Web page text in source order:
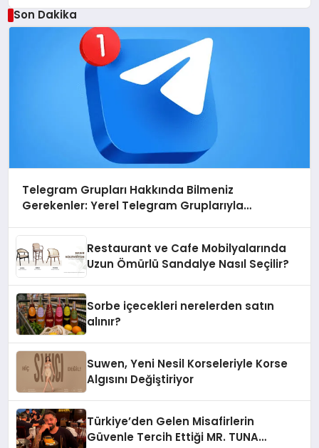
Son Dakika
Telegram Grupları Hakkında Bilmeniz
Gerekenler: Yerel Telegram Gruplarıyla
Restaurant ve Cafe Mobilyalarında
Uzun Ömürlü Sandalye Nasıl Seçilir?
Sorbe içecekleri nerelerden satın
alınır?
Suwen, Yeni Nesil Korseleriyle Korse
Algısını Değiştiriyor
Türkiye’den Gelen Misafirlerin
Güvenle Tercih Ettiği MR. TUNA